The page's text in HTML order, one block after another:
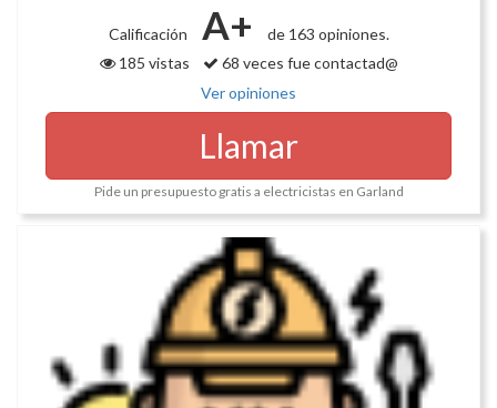
Calificación A+
de 163 opiniones.
185 vistas
68 veces fue contactad@
Ver opiniones
Llamar
Pide un presupuesto gratis a electricistas en Garland